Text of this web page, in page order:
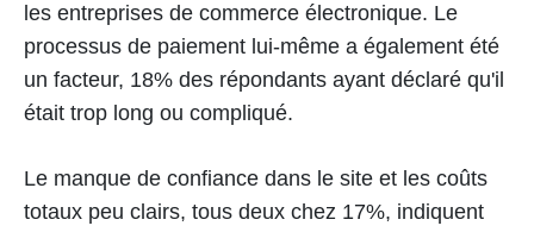
les entreprises de commerce électronique. Le
processus de paiement lui-même a également été
un facteur, 18% des répondants ayant déclaré qu'il
était trop long ou compliqué.
Le manque de confiance dans le site et les coûts
totaux peu clairs, tous deux chez 17%, indiquent